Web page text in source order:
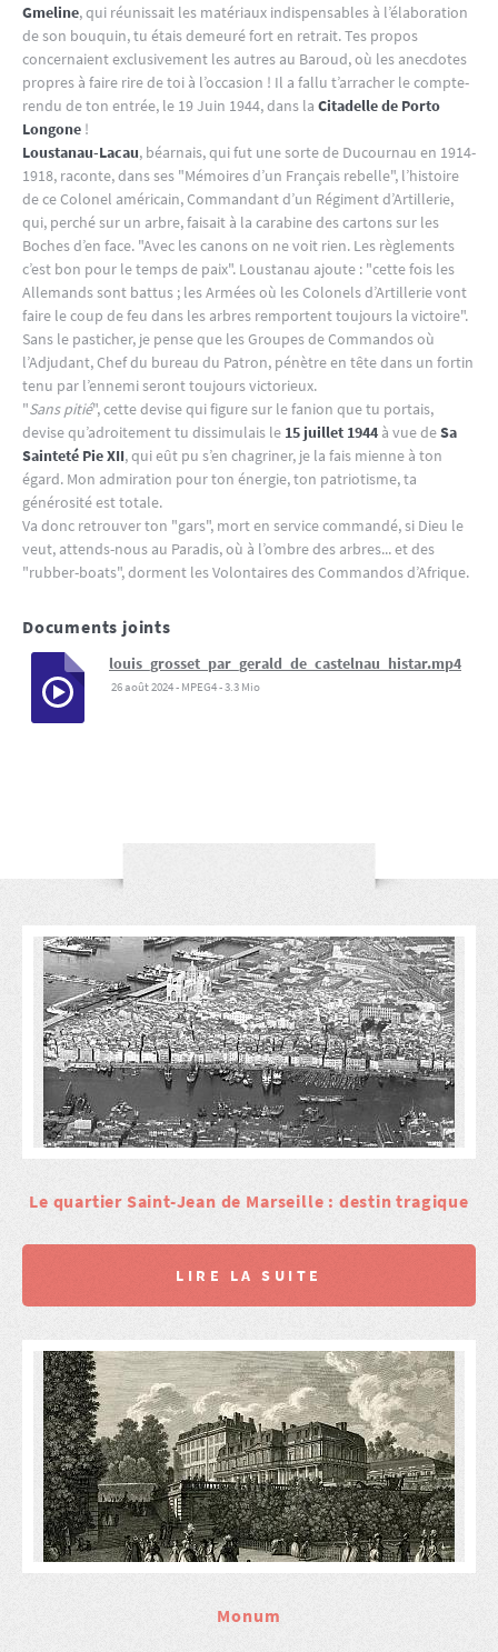
Gmeline, qui réunissait les matériaux indispensables à l’élaboration
de son bouquin, tu étais demeuré fort en retrait. Tes propos
concernaient exclusivement les autres au Baroud, où les anecdotes
propres à faire rire de toi à l’occasion ! Il a fallu t’arracher le compte-
rendu de ton entrée, le 19 Juin 1944, dans la Citadelle de Porto
Longone !
Loustanau-Lacau, béarnais, qui fut une sorte de Ducournau en 1914-
1918, raconte, dans ses "Mémoires d’un Français rebelle", l’histoire
de ce Colonel américain, Commandant d’un Régiment d’Artillerie,
qui, perché sur un arbre, faisait à la carabine des cartons sur les
Boches d’en face. "Avec les canons on ne voit rien. Les règlements
c’est bon pour le temps de paix". Loustanau ajoute : "cette fois les
Allemands sont battus ; les Armées où les Colonels d’Artillerie vont
faire le coup de feu dans les arbres remportent toujours la victoire".
Sans le pasticher, je pense que les Groupes de Commandos où
l’Adjudant, Chef du bureau du Patron, pénètre en tête dans un fortin
tenu par l’ennemi seront toujours victorieux.
"Sans pitié", cette devise qui figure sur le fanion que tu portais,
devise qu’adroitement tu dissimulais le 15 juillet 1944 à vue deSa
Sainteté Pie XII, qui eût pu s’en chagriner, je la fais mienne à ton
égard. Mon admiration pour ton énergie, ton patriotisme, ta
générosité est totale.
Va donc retrouver ton "gars", mort en service commandé, si Dieu le
veut, attends-nous au Paradis, où à l’ombre des arbres... et des
"rubber-boats", dorment les Volontaires des Commandos d’Afrique.
Documents joints
louis_grosset_par_gerald_de_castelnau_histar.mp4
26 août 2024- MPEG4-3.3 Mio
Le quartier Saint-Jean de Marseille : destin tragique
LIRE LA SUITE
Monum